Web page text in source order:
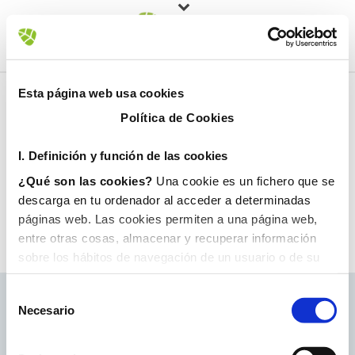
Esta página web usa cookies
Política de Cookies
I. Definición y función de las cookies
¿Qué son las cookies? Una cookie es un fichero que se
descarga en tu ordenador al acceder a determinadas
páginas web. Las cookies permiten a una página web,
entre otras cosas, almacenar y recuperar información
sobre los hábitos de navegación de un usuario o de su
equipo y, dependiendo de la información que contengan y
de la forma en que utilice su equipo, pueden utilizarse
para reconocer al usuario.
Necesario